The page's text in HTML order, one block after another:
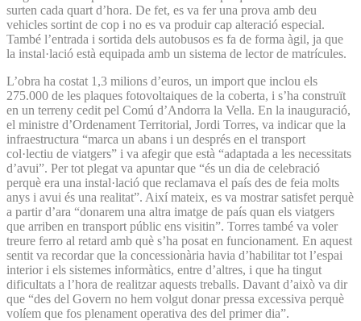
surten cada quart d’hora. De fet, es va fer una prova amb deu
vehicles sortint de cop i no es va produir cap alteració especial.
També l’entrada i sortida dels autobusos es fa de forma àgil, ja que
la instal·lació està equipada amb un sistema de lector de matrícules.
L’obra ha costat 1,3 milions d’euros, un import que inclou els
275.000 de les plaques fotovoltaiques de la coberta, i s’ha construït
en un terreny cedit pel Comú d’Andorra la Vella. En la inauguració,
el ministre d’Ordenament Territorial, Jordi Torres, va indicar que la
infraestructura “marca un abans i un després en el transport
col·lectiu de viatgers” i va afegir que està “adaptada a les necessitats
d’avui”. Per tot plegat va apuntar que “és un dia de celebració
perquè era una instal·lació que reclamava el país des de feia molts
anys i avui és una realitat”. Així mateix, es va mostrar satisfet perquè
a partir d’ara “donarem una altra imatge de país quan els viatgers
que arriben en transport públic ens visitin”. Torres també va voler
treure ferro al retard amb què s’ha posat en funcionament. En aquest
sentit va recordar que la concessionària havia d’habilitar tot l’espai
interior i els sistemes informàtics, entre d’altres, i que ha tingut
dificultats a l’hora de realitzar aquests treballs. Davant d’això va dir
que “des del Govern no hem volgut donar pressa excessiva perquè
volíem que fos plenament operativa des del primer dia”.